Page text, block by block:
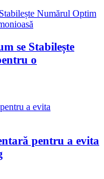
se Stabilește
o
pentru a evita